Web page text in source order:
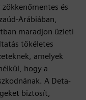
és
Arábiában,
maradjon üzleti
tökéletes
amelyek
hogy a
A Deta-
biztosít,